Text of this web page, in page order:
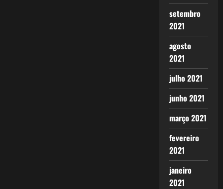
setembro
2021
agosto
2021
julho 2021
junho 2021
março 2021
fevereiro
2021
janeiro
2021